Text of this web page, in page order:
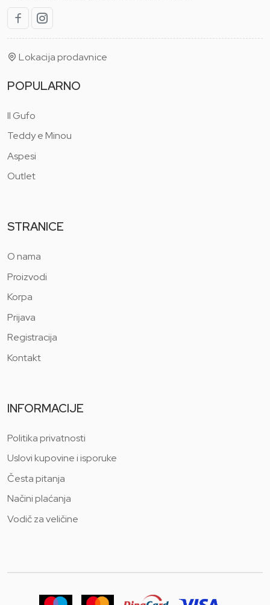
Lokacija prodavnice
POPULARNO
Il Gufo
Teddy e Minou
Aspesi
Outlet
STRANICE
O nama
Proizvodi
Korpa
Prijava
Registracija
Kontakt
INFORMACIJE
Politika privatnosti
Uslovi kupovine i isporuke
Česta pitanja
Načini plaćanja
Vodič za veličine